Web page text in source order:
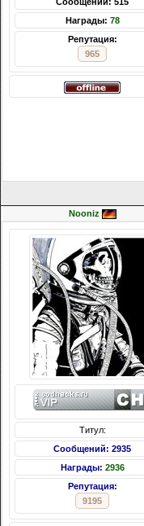
Награды: 78
Репутация:
965
Nooniz
Титул:
Сообщений: 2935
Награды: 2936
Репутация:
9195